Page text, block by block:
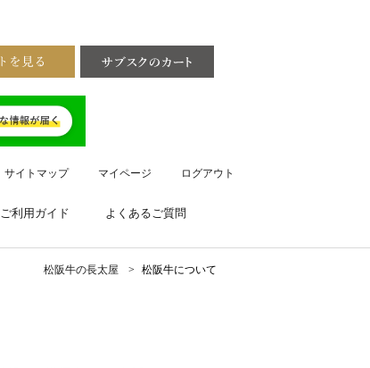
サイトマップ マイページ ログアウト
ご利用ガイド よくあるご質問
松阪牛の長太屋 松阪牛について